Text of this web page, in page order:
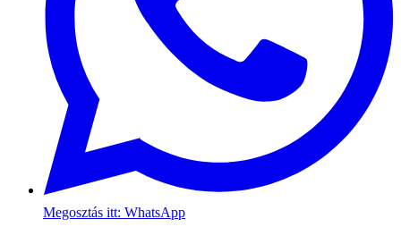
Megosztás itt: WhatsApp